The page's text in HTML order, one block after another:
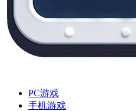
PC游戏
手机游戏